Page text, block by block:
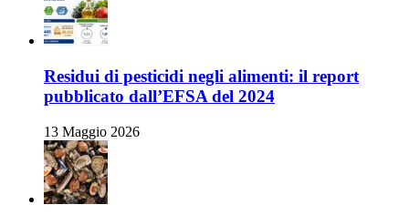
Residui di pesticidi negli alimenti: il report
pubblicato dall’EFSA del 2024
13 Maggio 2026